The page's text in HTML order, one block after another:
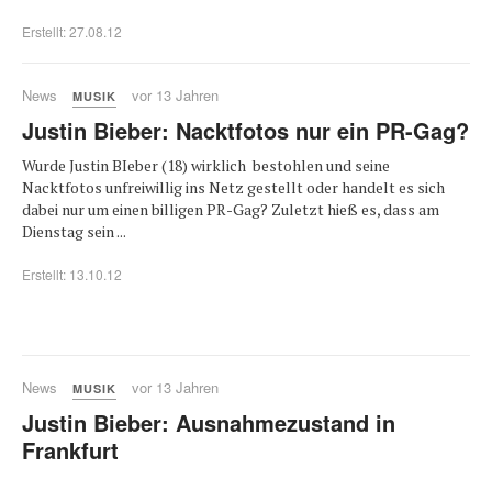
Erstellt: 27.08.12
News MUSIK vor 13 Jahren
Justin Bieber: Nacktfotos nur ein PR-Gag?
Wurde Justin BIeber (18) wirklich bestohlen und seine
Nacktfotos unfreiwillig ins Netz gestellt oder handelt es sich
dabei nur um einen billigen PR-Gag? Zuletzt hieß es, dass am
Dienstag sein ...
Erstellt: 13.10.12
News MUSIK vor 13 Jahren
Justin Bieber: Ausnahmezustand in
Frankfurt